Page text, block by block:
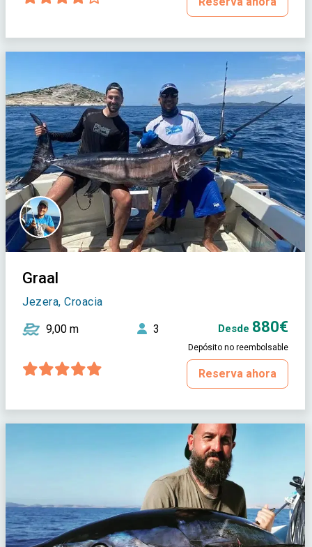
Graal
Jezera, Croacia
9,00 m 3 Desde 880€
Depósito no reembolsable
Reserva ahora